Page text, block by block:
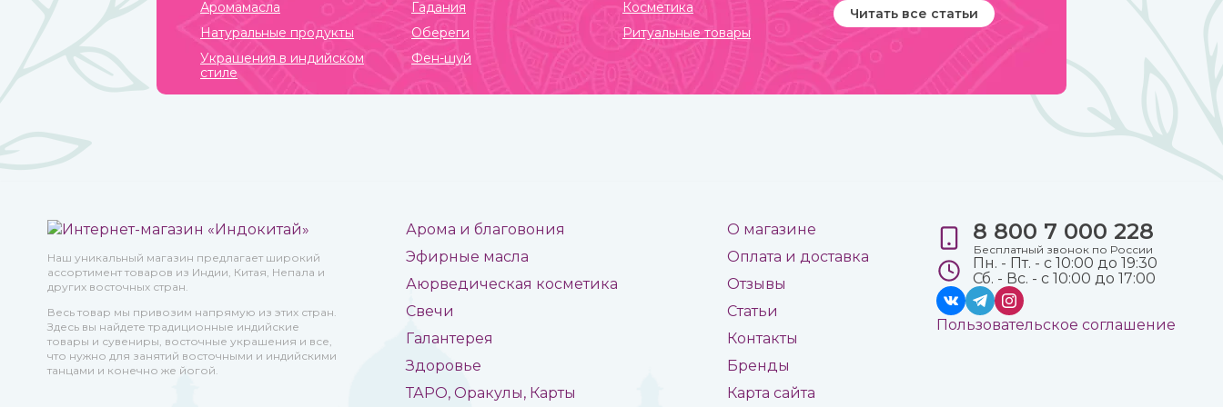
Аромамасла Гадания
Косметика
Натуральные продукты
Обереги
Ритуальные товары
Украшения в индийском
стиле
Фен-шуй
Читать все статьи
Наш уникальный магазин предлагает широкий
ассортимент товаров из Индии, Китая, Непала и
других восточных стран.
Весь товар мы привозим напрямую из этих стран.
Здесь вы найдете традиционные индийские
товары и сувениры, восточные украшения и все,
что нужно для занятий восточными и индийскими
танцами и конечно же йогой.
Арома и благовония
Эфирные масла
Аюрведическая косметика
Свечи
Галантерея
Здоровье
ТАРО, Оракулы, Карты
О магазине
Оплата и доставка
Отзывы
Статьи
Контакты
Бренды
Карта сайта
8 800 7 000 228
Бесплатный звонок по России
Пн. - Пт. - с 10:00 до 19:30
Сб. - Вс. - с 10:00 до 17:00
Пользовательское соглашение